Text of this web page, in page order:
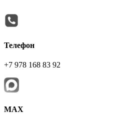
Телефон
+7 978 168 83 92
МАХ